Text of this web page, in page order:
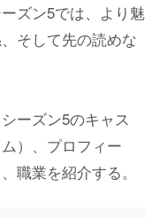
ズン5では、より魅
そして先の読めな
ーズン5のキャス
）、プロフィー
職業を紹介する。